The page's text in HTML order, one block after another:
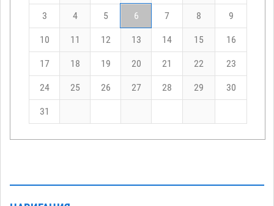
3 4 5 6 7 8 9
10 11 12 13 14 15 16
17 18 19 20 21 22 23
24 25 26 27 28 29 30
31